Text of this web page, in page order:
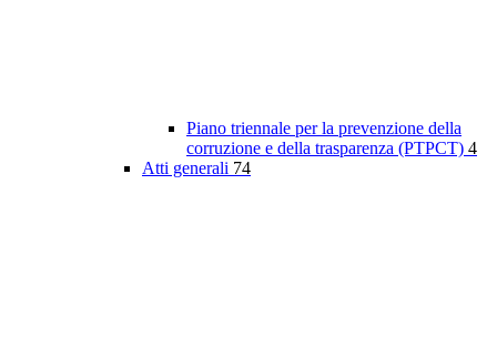
Piano triennale per la prevenzione della
corruzione e della trasparenza (PTPCT) 4
Atti generali 74